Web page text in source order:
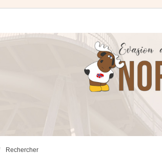
Rechercher